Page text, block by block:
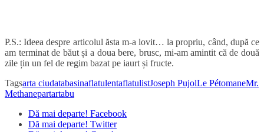
P.S.: Ideea despre articolul ăsta m-a lovit… la propriu, când, după ce
am terminat de băut și a doua bere, brusc, mi-am amintit că de două
zile țin un fel de regim bazat pe iaurt și fructe.
Tagsarta ciudatabasinaflatulentaflatulistJoseph PujolLe PétomaneMr.
Methanepartartabu
Dă mai departe! Facebook
Dă mai departe! Twitter